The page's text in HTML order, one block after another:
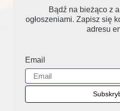
Bądź na bieżąco z
ogłoszeniami. Zapisz się
adresu
Email